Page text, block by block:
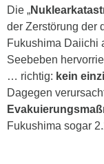
Die „
der Zerstörung der
Fukushima Daiichi
Seebeben
… richtig: kein
Dagegen
Fukushima sogar